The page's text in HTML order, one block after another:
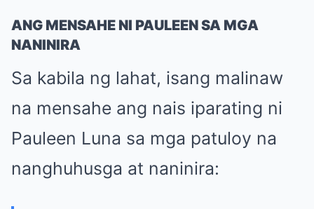
ANG MENSAHE NI PAULEEN SA MGA
NANINIRA
Sa kabila ng lahat, isang malinaw
na mensahe ang nais iparating ni
Pauleen Luna sa mga patuloy na
nanghuhusga at naninira: